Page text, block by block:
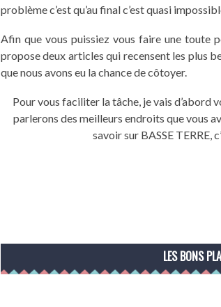
problème c’est qu’au final c’est quasi
Afin que vous puissiez vous faire une toute
propose deux articles qui recensent les plus
que nous avons eu la chance de côtoyer.
Pour vous faciliter la tâche, je vais d’abord
parlerons des meilleurs endroits que vous
savoir sur BASSE TERRE,
LES BONS